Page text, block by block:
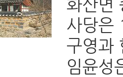
화산면
사당은
구영과
임윤성